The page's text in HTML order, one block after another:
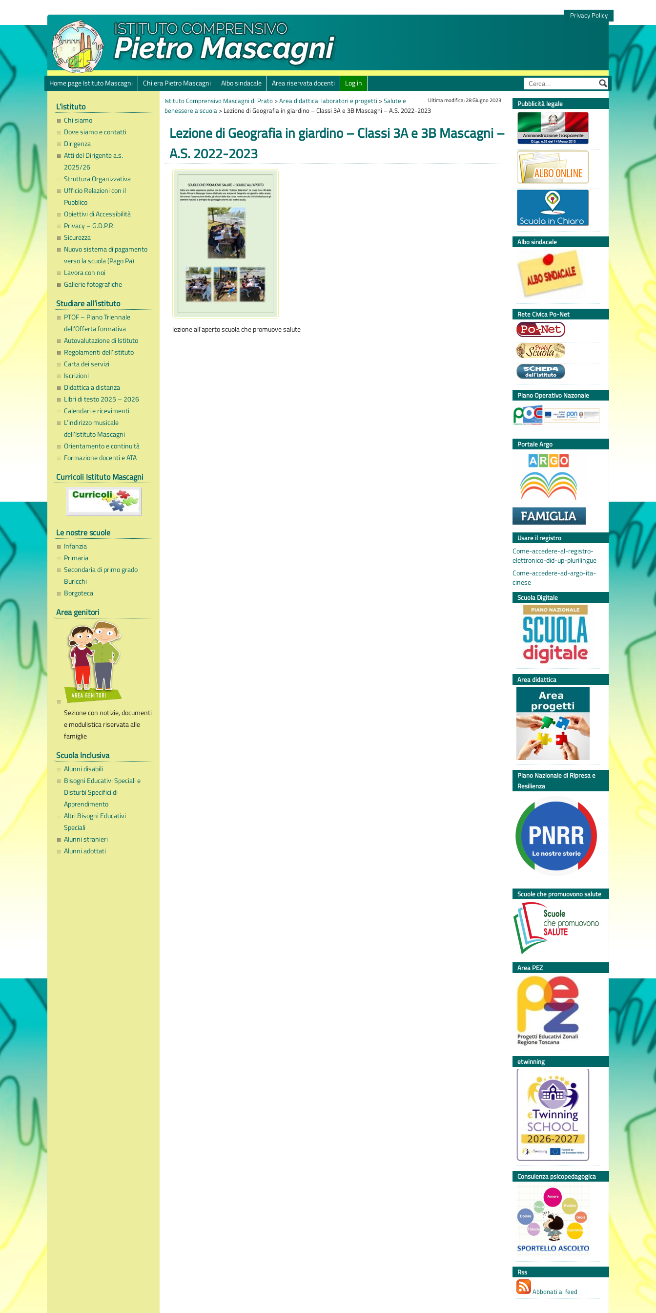
Privacy Policy
Home page Istituto Mascagni Chi era Pietro Mascagni Albo sindacale Area riservata docenti Log in
L’istituto
Chi siamo
Dove siamo e contatti
Dirigenza
Atti del Dirigente a.s.
2025/26
Struttura Organizzativa
Ufficio Relazioni con il
Pubblico
Obiettivi di Accessibilità
Privacy – G.D.P.R.
Sicurezza
Nuovo sistema di pagamento
verso la scuola (Pago Pa)
Lavora con noi
Gallerie fotografiche
Studiare all’istituto
PTOF – Piano Triennale
dell’Offerta formativa
Autovalutazione di Istituto
Regolamenti dell’istituto
Carta dei servizi
Iscrizioni
Didattica a distanza
Libri di testo 2025 – 2026
Calendari e ricevimenti
L’indirizzo musicale
dell’Istituto Mascagni
Orientamento e continuità
Formazione docenti e ATA
Curricoli Istituto Mascagni
Le nostre scuole
Infanzia
Primaria
Secondaria di primo grado
Buricchi
Borgoteca
Area genitori
Sezione con notizie, documenti
e modulistica riservata alle
famiglie
Scuola Inclusiva
Alunni disabili
Bisogni Educativi Speciali e
Disturbi Specifici di
Apprendimento
Altri Bisogni Educativi
Speciali
Alunni stranieri
Alunni adottati
Ultima modifica: 28 Giugno 2023
Istituto Comprensivo Mascagni di Prato >Area didattica: laboratori e progetti >Salute e
benessere a scuola > Lezione di Geografia in giardino – Classi 3A e 3B Mascagni – A.S. 2022-2023
Lezione di Geografia in giardino – Classi 3A e 3B Mascagni –
A.S. 2022-2023
lezione all’aperto scuola che promuove salute
Pubblicità legale
Albo sindacale
Rete Civica Po-Net
Piano Operativo Nazonale
Portale Argo
Usare il registro
Come-accedere-al-registro-
elettronico-did-up-plurilingue
Come-accedere-ad-argo-ita-
cinese
Scuola Digitale
Area didattica
Piano Nazionale di Ripresa e
Resilienza
Scuole che promuovono salute
Area PEZ
etwinning
Consulenza psicopedagogica
Rss
Abbonati ai feed